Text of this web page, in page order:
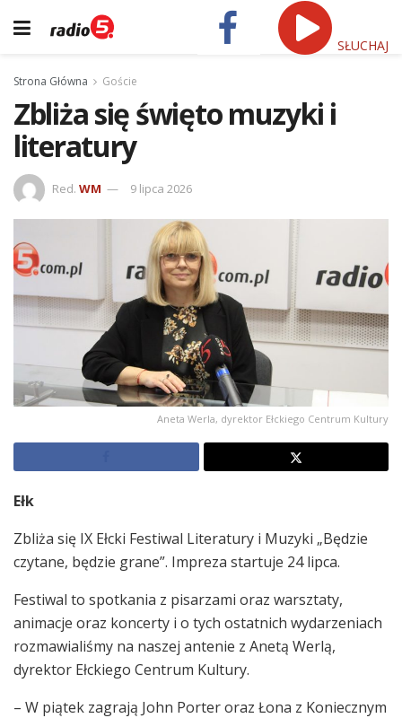
SŁUCHAJ
Strona Główna Goście
Zbliża się święto muzyki i
literatury
Red. WM 9 lipca 2026
Aneta Werla, dyrektor Ełckiego Centrum Kultury
Ełk
Zbliża się IX Ełcki Festiwal Literatury i Muzyki „Będzie
czytane, będzie grane”. Impreza startuje 24 lipca.
Festiwal to spotkania z pisarzami oraz warsztaty,
animacje oraz koncerty i o tych ostatnich wydarzeniach
rozmawialiśmy na naszej antenie z Anetą Werlą,
dyrektor Ełckiego Centrum Kultury.
– W piątek zagrają John Porter oraz Łona z Koniecznym